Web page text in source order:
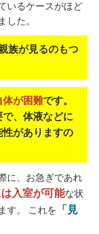
いるケースがほど
した。
族が見るのもつ
体が困難です。
、 体液などに
がありますの
に、お急ぎであれ
入室が可能な状
す。 これを
「見